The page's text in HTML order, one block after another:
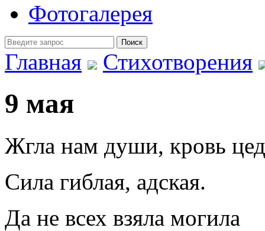
Фотогалерея
Главная
Стихотворения
9 мая
Жгла нам души, кровь
Сила гиблая, адская.
Да не всех взяла могила